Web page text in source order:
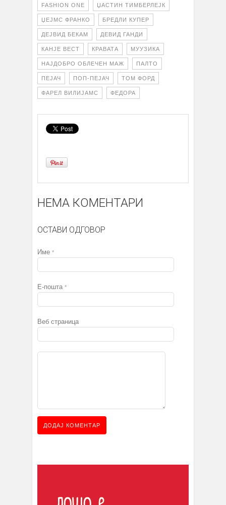
FASHION ONE ЏАСТИН ТИМБЕРЛЕЈК
ЏЕЈМС ФРАНКО БРЕДЛИ КУПЕР
ДЕЈВИД БЕКАМ ДЕВИД ГАНДИ
КАНЈЕ ВЕСТ КРАВАТА МУУЗИКА
НАЈДОБРО ОБЛЕЧЕН МАЖ ПАЛТО
ПЕЈАЧ ПОП-ПЕЈАЧ ТОМ ФОРД
ФАРЕЛ ВИЛИЈАМС ФЕДОРА
НЕМА КОМЕНТАРИ
ОСТАВИ ОДГОВОР
Име *
Е-пошта *
Веб страница